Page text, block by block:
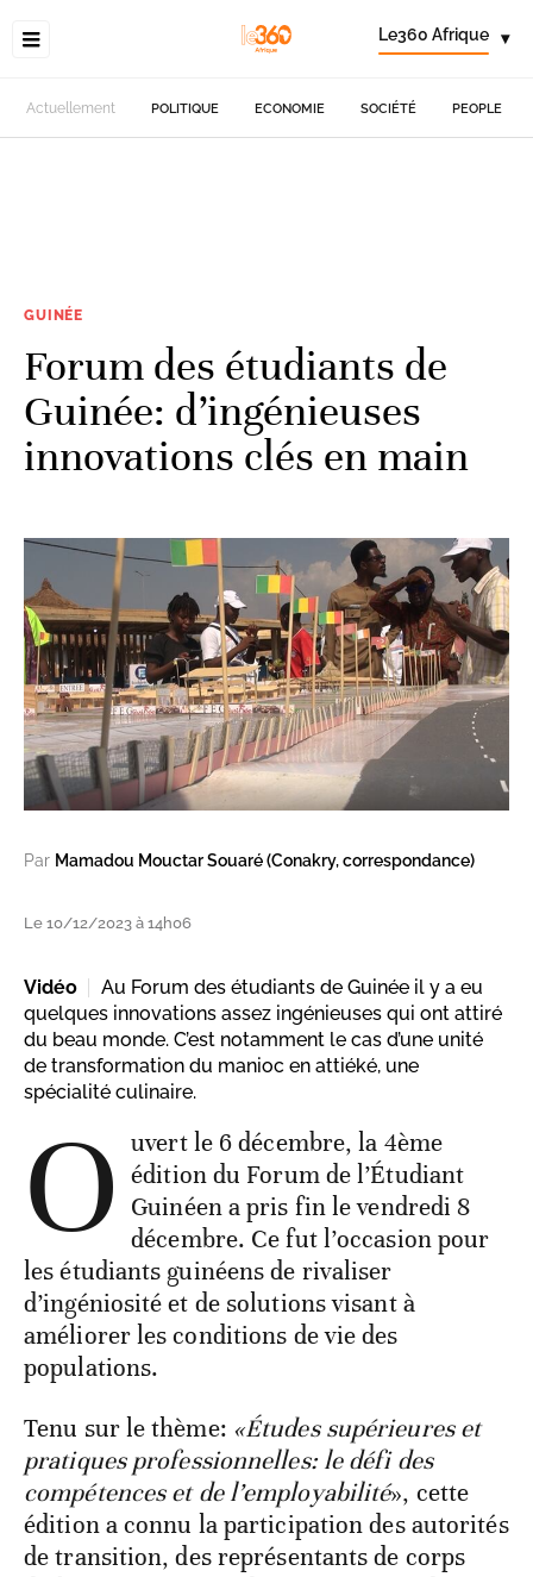
Le360 Afrique ▾
Actuellement POLITIQUE ECONOMIE SOCIÉTÉ PEOPLE
GUINÉE
Forum des étudiants de
Guinée: d’ingénieuses
innovations clés en main
Par Mamadou Mouctar Souaré (Conakry, correspondance)
Le 10/12/2023 à 14h06
Vidéo
Au Forum des étudiants de Guinée il y a eu
quelques innovations assez ingénieuses qui ont attiré
du beau monde. C’est notamment le cas d’une unité
de transformation du manioc en attiéké, une
spécialité culinaire.
O uvert le 6 décembre, la 4ème
édition du Forum de l’Étudiant
Guinéen a pris fin le vendredi 8
décembre. Ce fut l’occasion pour
les étudiants guinéens de rivaliser
d’ingéniosité et de solutions visant à
améliorer les conditions de vie des
populations.
Tenu sur le thème: «Études supérieures et
pratiques professionnelles: le défi des
compétences et de l’employabilité», cette
édition a connu la participation des autorités
de transition, des représentants de corps